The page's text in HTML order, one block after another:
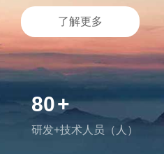
了解更多
80+
研发+技术人员（人）